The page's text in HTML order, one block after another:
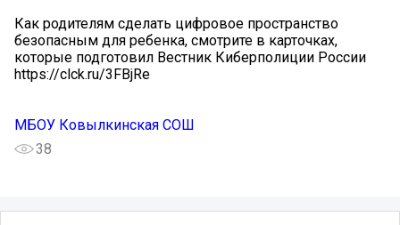
Как родителям сделать цифровое пространство
безопасным для ребенка, смотрите в карточках,
которые подготовил Вестник Киберполиции России
https://clck.ru/3FBjRe
МБОУ Ковылкинская СОШ
38